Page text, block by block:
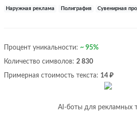
Наружная реклама Полиграфия Сувенирная
Процент уникальности: ~ 95%
Количество символов: 2 830
Примерная стоимость текста: 14 ₽
AI-боты для рекламных